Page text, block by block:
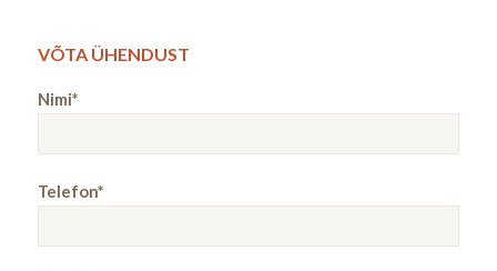
VÕTA ÜHENDUST
Nimi*
Telefon*